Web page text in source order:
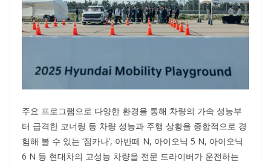
주요 프로그램으로 다양한 환경을 통해 차량의 가속 성능부
터 급격한 코너링 등 차량 성능과 주행 상황을 종합적으로 경
험해 볼 수 있는 ‘짐카나’, 아반떼 N, 아이오닉 5 N, 아이오닉
6 N 등 현대차의 고성능 차량을 전문 드라이버가 운전하는